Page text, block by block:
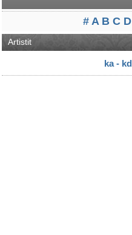
# A B C D
Artistit
ka - kd